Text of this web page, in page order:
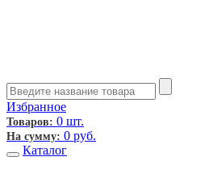
Избранное
Товаров: 0 шт.
На сумму: 0 руб.
Каталог